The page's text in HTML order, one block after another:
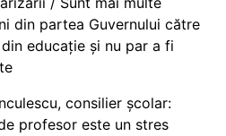
din partea Guvernului către
educație și nu par a fi
consilier școlar:
profesor este un stres